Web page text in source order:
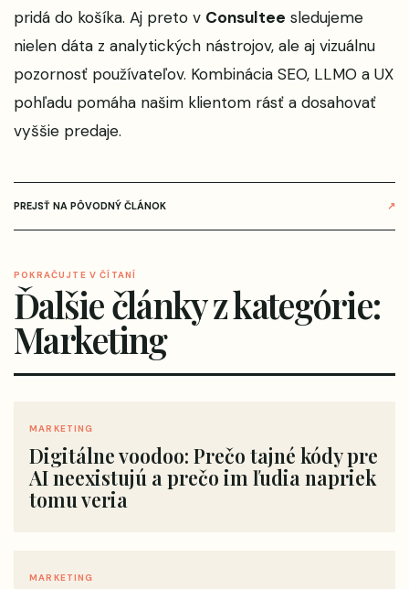
pridá do košíka. Aj preto v Consultee sledujeme
nielen dáta z analytických nástrojov, ale aj vizuálnu
pozornosť používateľov. Kombinácia SEO, LLMO a UX
pohľadu pomáha našim klientom rásť a dosahovať
vyššie predaje.
PREJSŤ NA PÔVODNÝ ČLÁNOK ↗
POKRAČUJTE V ČÍTANÍ
Ďalšie články z kategórie:
Marketing
MARKETING
Digitálne voodoo: Prečo tajné kódy pre
AI neexistujú a prečo im ľudia napriek
tomu veria
MARKETING